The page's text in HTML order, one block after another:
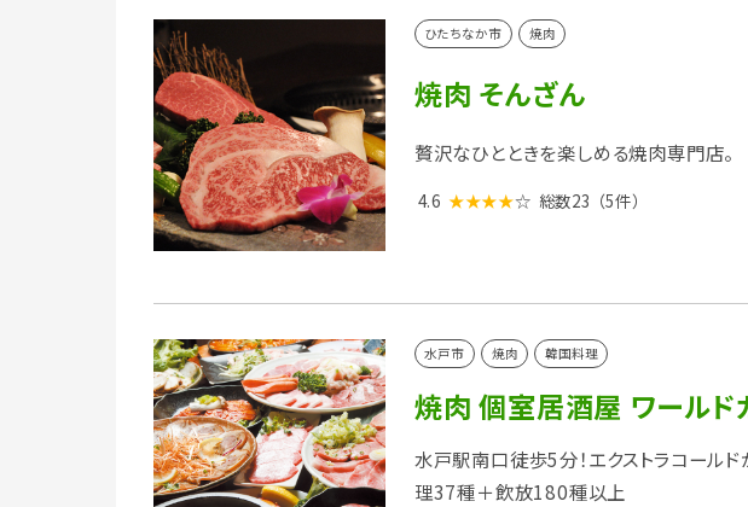
ひたちなか市 焼肉
焼肉 そんざん
贅沢なひとときを楽しめる焼肉専門店。
4.6 ★★★★☆ 総数23 （5件）
水戸市 焼肉 韓国料理
焼肉 個室居酒屋 ワールド
水戸駅南口徒歩5分！エクストラコール
理37種＋飲放180種以上